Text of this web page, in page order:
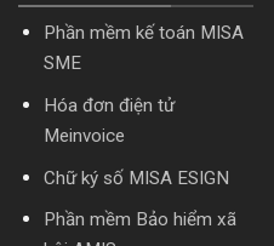
Phần mềm kế toán MISA
SME
Hóa đơn điện tử
Meinvoice
Chữ ký số MISA ESIGN
Phần mềm Bảo hiểm xã